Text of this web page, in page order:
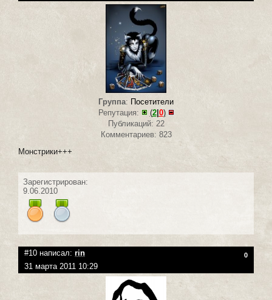
Группа: Посетители
Репутация:
(2| 0)
Публикаций: 22
Комментариев: 823
Монстрики+++
Зарегистрирован:
9.06.2010
#10 написал: rin 0
31 марта 2011 10:29